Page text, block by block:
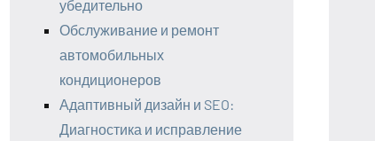
убедительно
Обслуживание и ремонт
автомобильных
кондиционеров
Адаптивный дизайн и SEO:
Диагностика и исправление